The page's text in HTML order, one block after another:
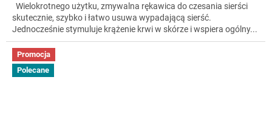
Wielokrotnego użytku, zmywalna rękawica do czesania sierści
skutecznie, szybko i łatwo usuwa wypadającą sierść.
Jednocześnie stymuluje krążenie krwi w skórze i wspiera ogólny...
Promocja
Polecane